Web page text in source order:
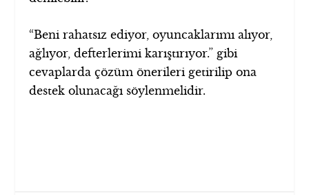
“Beni rahatsız ediyor, oyuncaklarımı alıyor,
ağlıyor, defterlerimi karıştırıyor.” gibi
cevaplarda çözüm önerileri getirilip ona
destek olunacağı söylenmelidir.